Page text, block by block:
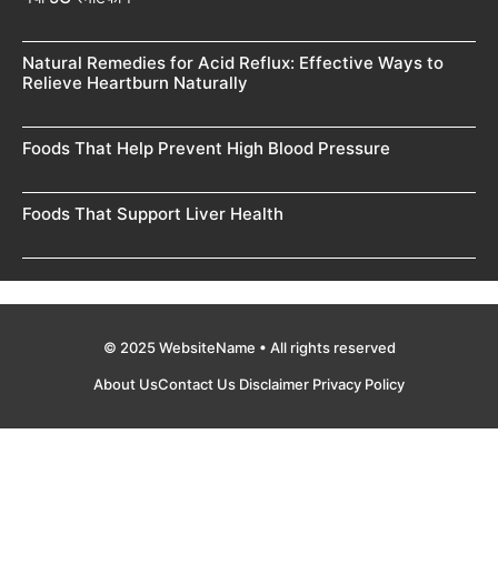
Natural Remedies for Acid Reflux: Effective Ways to
Relieve Heartburn Naturally
Foods That Help Prevent High Blood Pressure
Foods That Support Liver Health
© 2025 WebsiteName • All rights reserved
About UsContact Us Disclaimer Privacy Policy